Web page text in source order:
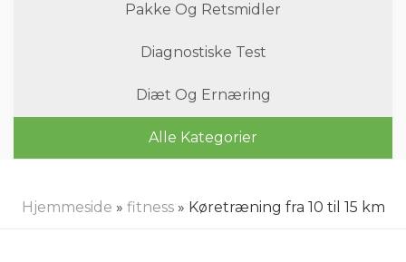
Pakke Og Retsmidler
Diagnostiske Test
Diæt Og Ernæring
Alle Kategorier
Hjemmeside » fitness» Køretræning fra 10 til 15 km